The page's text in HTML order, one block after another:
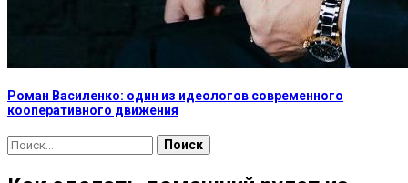
Роман Василенко: один из идеологов современного
кооперативного движения
Найти: